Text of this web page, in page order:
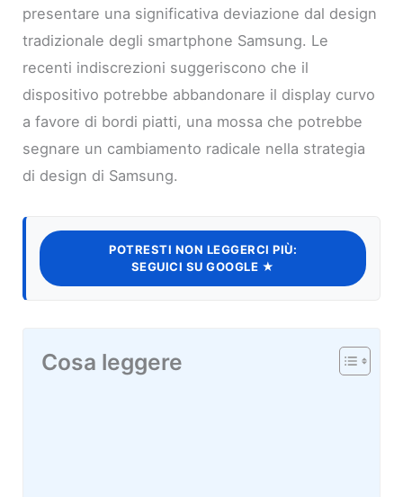
presentare una significativa deviazione dal design
tradizionale degli smartphone Samsung. Le
recenti indiscrezioni suggeriscono che il
dispositivo potrebbe abbandonare il display curvo
a favore di bordi piatti, una mossa che potrebbe
segnare un cambiamento radicale nella strategia
di design di Samsung.
POTRESTI NON LEGGERCI PIÙ:
SEGUICI SU GOOGLE ★
Cosa leggere